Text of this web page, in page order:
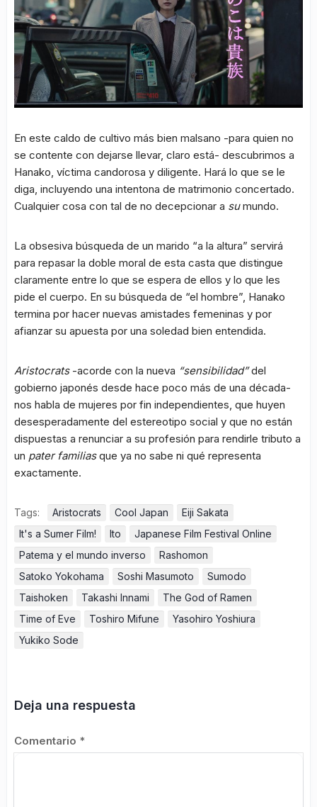
En este caldo de cultivo más bien malsano -para quien no
se contente con dejarse llevar, claro está- descubrimos a
Hanako, víctima candorosa y diligente. Hará lo que se le
diga, incluyendo una intentona de matrimonio concertado.
Cualquier cosa con tal de no decepcionar a sumundo.
La obsesiva búsqueda de un marido “a la altura” servirá
para repasar la doble moral de esta casta que distingue
claramente entre lo que se espera de ellos y lo que les
pide el cuerpo. En su búsqueda de “el hombre”, Hanako
termina por hacer nuevas amistades femeninas y por
afianzar su apuesta por una soledad bien entendida.
Aristocrats-acorde con la nueva “sensibilidad”del
gobierno japonés desde hace poco más de una década-
nos habla de mujeres por fin independientes, que huyen
desesperadamente del estereotipo social y que no están
dispuestas a renunciar a su profesión para rendirle tributo a
un pater familiasque ya no sabe ni qué representa
exactamente.
Tags: Aristocrats Cool Japan
Eiji Sakata
It's a Sumer Film!
Ito
Japanese Film Festival Online
Patema y el mundo inverso
Rashomon
Satoko Yokohama
Soshi Masumoto
Sumodo
Taishoken
Takashi Innami
The God of Ramen
Time of Eve
Toshiro Mifune
Yasohiro Yoshiura
Yukiko Sode
Deja una respuesta
Comentario *